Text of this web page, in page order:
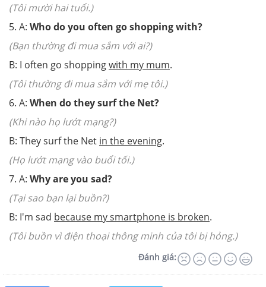
(Tôi mười hai tuổi.)
5. A: Who do you often go shopping with?
(Bạn thường đi mua sắm với ai?)
B: I often go shoppingwith my mum.
(Tôi thường đi mua sắm với mẹ tôi.)
6. A: When do they surf the Net?
(Khi nào họ lướt mạng?)
B: They surf the Net in the evening.
(Họ lướt mạng vào buổi tối.)
7. A: Why are you sad?
(Tại sao bạn lại buồn?)
B: I'm sad because my smartphone is broken.
(Tôi buồn vì điện thoại thông minh của tôi bị hỏng.)
Đánh giá: